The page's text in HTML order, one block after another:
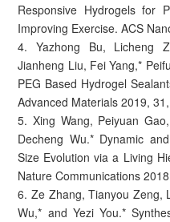
Responsive Hydrogels for
Improving Exercise. ACS
4. Yazhong Bu, Licheng
Jianheng Liu, Fei Yang,*
PEG Based Hydrogel
Advanced Materials 2019,
5. Xing Wang, Peiyuan
Decheng Wu.* Dynamic
Size Evolution via a Living
Nature Communications
6. Ze Zhang, Tianyou Zeng,
Wu,* and Yezi You.*